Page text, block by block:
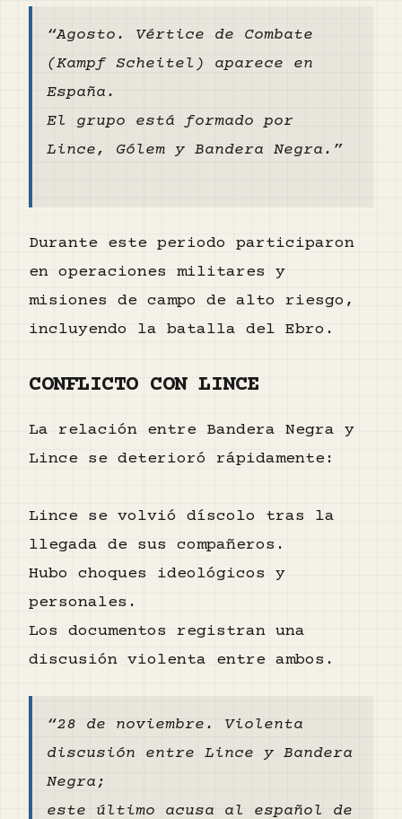
“Agosto. Vértice de Combate
(Kampf Scheitel) aparece en
España.
El grupo está formado por
Lince, Gólem y Bandera Negra.”
Durante este periodo participaron
en operaciones militares y
misiones de campo de alto riesgo,
incluyendo la batalla del Ebro.
CONFLICTO CON LINCE
La relación entre Bandera Negra y
Lince se deterioró rápidamente:
Lince se volvió díscolo tras la
llegada de sus compañeros.
Hubo choques ideológicos y
personales.
Los documentos registran una
discusión violenta entre ambos.
“28 de noviembre. Violenta
discusión entre Lince y Bandera
Negra;
este último acusa al español de